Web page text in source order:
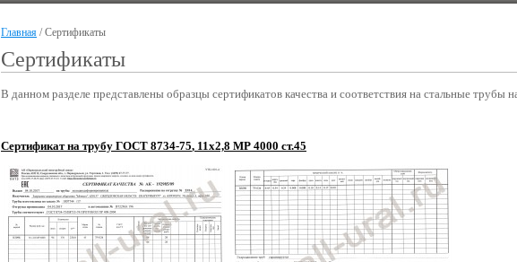
Главная / Cертификаты
Сертификаты
В данном разделе представлены образцы сертификатов качества и соответствия на стальные трубы
Сертификат на трубу ГОСТ 8734-75, 11х2,8 МР 4000 ст.45